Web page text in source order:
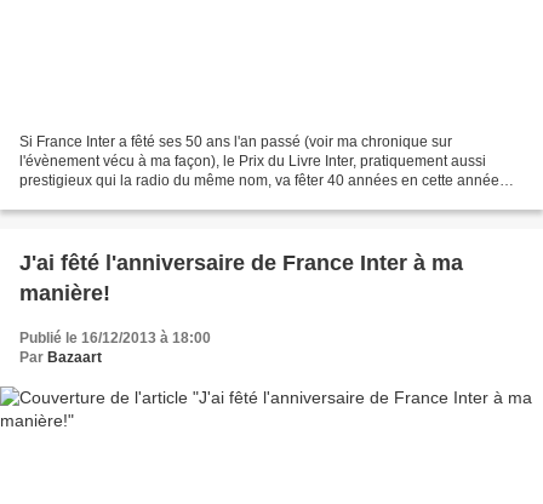
Si France Inter a fêté ses 50 ans l'an passé (voir ma chronique sur
l'évènement vécu à ma façon), le Prix du Livre Inter, pratiquement aussi
prestigieux qui la radio du même nom, va fêter 40 années en cette année
J'ai fêté l'anniversaire de France Inter à ma
manière!
Publié le 16/12/2013 à 18:00
Par Bazaart